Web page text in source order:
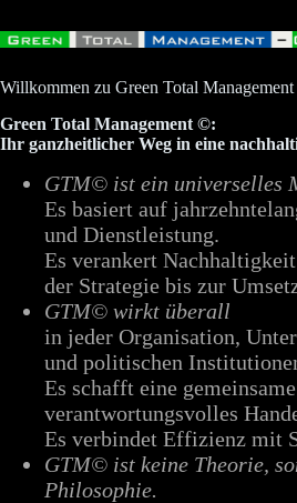
Inhalt
springen
Willkommen zu Green Total
Green Total Management ©:
Ihr ganzheitlicher Weg in eine
GTM© ist ein universelles
Es basiert auf
und Dienstleistung.
Es verankert
der Strategie bis zur
GTM© wirkt überall
in jeder Organisation,
und politischen
Es schafft eine
verantwortungsvolles
Es verbindet Effizienz mit
GTM© ist keine Theorie,
Philosophie.